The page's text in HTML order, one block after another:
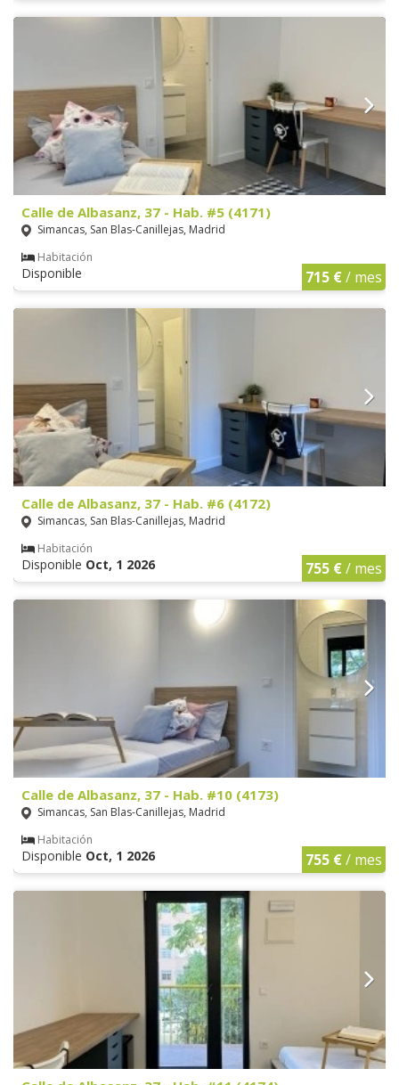
Calle de Albasanz, 37 - Hab. #5 (4171)
Simancas, San Blas-Canillejas, Madrid
Habitación
Disponible 715 €/ mes
Calle de Albasanz, 37 - Hab. #6 (4172)
Simancas, San Blas-Canillejas, Madrid
Habitación
Disponible Oct, 1 2026 755 €/ mes
Calle de Albasanz, 37 - Hab. #10 (4173)
Simancas, San Blas-Canillejas, Madrid
Habitación
Disponible Oct, 1 2026 755 €/ mes